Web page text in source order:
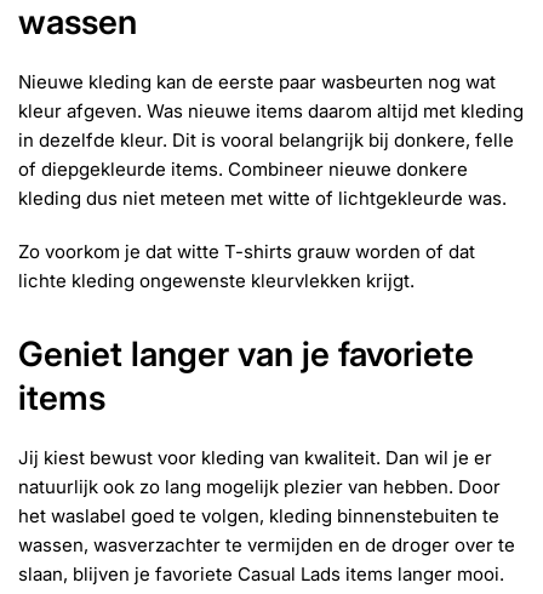
wassen
Nieuwe kleding kan de eerste paar wasbeurten nog wat
kleur afgeven. Was nieuwe items daarom altijd met kleding
in dezelfde kleur. Dit is vooral belangrijk bij donkere, felle
of diepgekleurde items. Combineer nieuwe donkere
kleding dus niet meteen met witte of lichtgekleurde was.
Zo voorkom je dat witte T-shirts grauw worden of dat
lichte kleding ongewenste kleurvlekken krijgt.
Geniet langer van je favoriete
items
Jij kiest bewust voor kleding van kwaliteit. Dan wil je er
natuurlijk ook zo lang mogelijk plezier van hebben. Door
het waslabel goed te volgen, kleding binnenstebuiten te
wassen, wasverzachter te vermijden en de droger over te
slaan, blijven je favoriete Casual Lads items langer mooi.